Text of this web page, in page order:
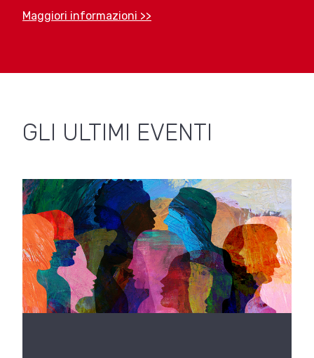
Maggiori informazioni >>
GLI ULTIMI EVENTI